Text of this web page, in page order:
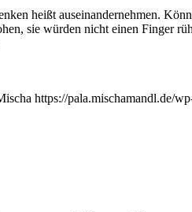
heißt aus­ein­an­der­neh­men.
sie wür­den nicht einen Fin­ger
https://pala.mischamandl.de/